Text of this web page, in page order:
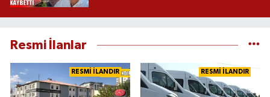
Resmi İlanlar
RESMİ İLANDIR RESMİ İLANDIR